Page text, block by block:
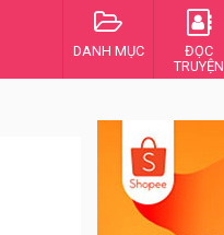
DANH MỤC
ĐỌC
TRUYỆN